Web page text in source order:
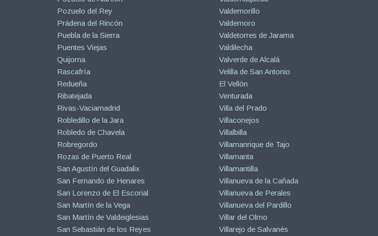
Pozuelo del Rey
Prádena del Rincón
Puebla de la Sierra
Puentes Viejas
Quijorna
Rascafría
Redueña
Ribatejada
Rivas-Vaciamadrid
Robledillo de la Jara
Robledo de Chavela
Robregordo
Rozas de Puerto Real
San Agustín del Guadalix
San Fernando de Henares
San Lorenzo de El Escorial
San Martín de la Vega
San Martín de Valdeiglesias
San Sebastián de los Reyes
Valdemorillo
Valdemoro
Valdetorres de Jarama
Valdilecha
Valverde de Alcalá
Velilla de San Antonio
El Vellón
Venturada
Villa del Prado
Villaconejos
Villalbilla
Villamanrique de Tajo
Villamanta
Villamantilla
Villanueva de la Cañada
Villanueva de Perales
Villanueva del Pardillo
Villar del Olmo
Villarejo de Salvanés